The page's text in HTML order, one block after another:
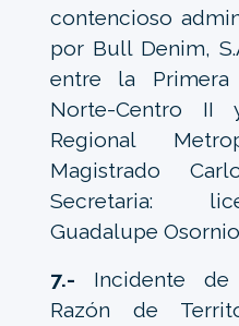
contencioso
por Bull Denim,
entre la
Norte-Centro II
Regional
Magistrado
Secretaria:
Guadalupe Osornio
7.- Incidente de
Razón de